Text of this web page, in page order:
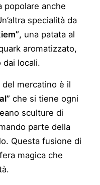
popolare anche
specialità da
, una patata al
aromatizzato,
dai locali.
mercatino è il
che si tiene ogni
sculture di
parte della
Questa fusione di
magica che